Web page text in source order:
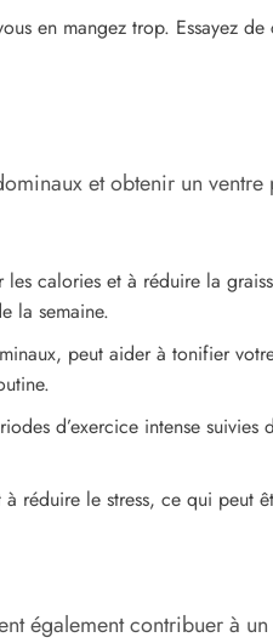
en mangez trop. Essayez
et obtenir un
calories et à réduire la
la semaine.
peut aider à tonifier
d’exercice intense
réduire le stress, ce qui
également contribuer à